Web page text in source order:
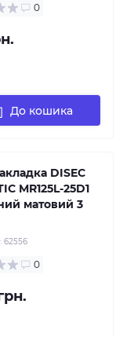
0
До кошика
DISEC
MR125L-25D1
матовий 3
62556
0